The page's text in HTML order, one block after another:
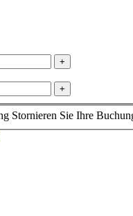
+
+
Stornieren Sie Ihre